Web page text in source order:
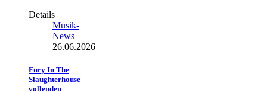
Details
Musik-
News
26.06.2026
Fury In The
Slaughterhouse
vollenden